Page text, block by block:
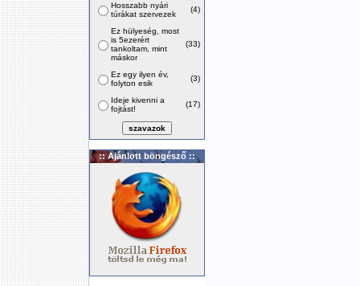
Hosszabb nyári
túrákat szervezek
(4)
Ez hülyeség, most
is 5ezerért
tankoltam, mint
máskor
(33)
Ez egy ilyen év,
folyton esik
(3)
Ideje kivenni a
fojtást!
(17)
:: Ajánlott böngésző ::